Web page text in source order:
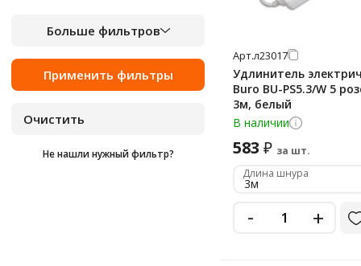
Больше фильтров
Не нашли нужный фильтр?
Арт.л23017
Удлинитель
Buro BU-PS5.3/W 5
3м, белый
В наличии
583 ₽ за шт.
Длина шнура
3м
- +